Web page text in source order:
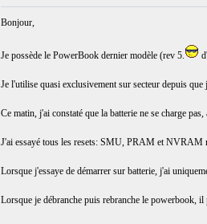
Bonjour,
Je possède le PowerBook dernier modèle (rev 5.
Je l'utilise quasi exclusivement sur secteur depuis que
Ce matin, j'ai constaté que la batterie ne se charge
J'ai essayé tous les resets: SMU, PRAM et NVRAM
Lorsque j'essaye de démarrer sur batterie, j'ai
Lorsque je débranche puis rebranche le powerbook,